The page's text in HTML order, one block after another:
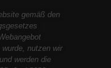
gemäß den
nutzen wir
werden die